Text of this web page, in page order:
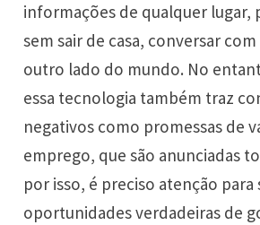
informações de qualquer lugar,
sem sair de casa, conversar
outro lado do mundo. No
essa tecnologia também traz
negativos como promessas de
emprego, que são anunciadas
por isso, é preciso atenção
oportunidades verdadeiras de